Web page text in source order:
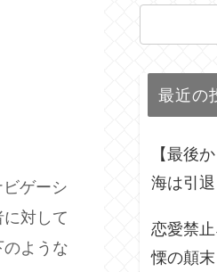
ゲーシ
対して
ような
最近の
【最後
海は引
恋愛禁
慄の顛末